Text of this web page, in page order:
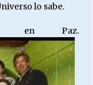
lo sabe.
en Paz.